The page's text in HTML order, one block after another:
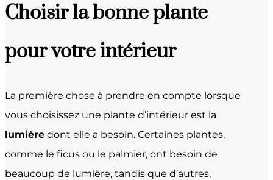
Choisir la bonne plante
pour votre intérieur
La première chose à prendre en compte lorsque
vous choisissez une plante d’intérieur est la
lumière dont elle a besoin. Certaines plantes,
comme le ficus ou le palmier, ont besoin de
beaucoup de lumière, tandis que d’autres,